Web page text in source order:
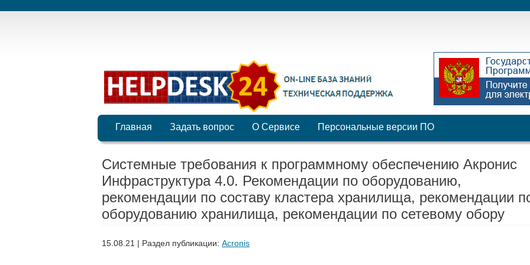
Главная Задать вопрос О Сервисе Персональные версии ПО
Системные требования к программному обеспечению Акронис
Инфраструктура 4.0. Рекомендации по оборудованию,
рекомендации по составу кластера хранилища, рекомендации
оборудованию хранилища, рекомендации по сетевому обору
15.08.21 | Раздел публикации: Acronis